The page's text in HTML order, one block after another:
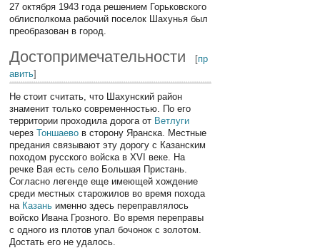
27 октября 1943 года решением Горьковского
облисполкома рабочий поселок Шахунья был
преобразован в город.
Достопримечательности [пр
авить]
Не стоит считать, что Шахунский район
знаменит только современностью. По его
территории проходила дорога от Ветлуги
черезТоншаево в сторону Яранска. Местные
предания связывают эту дорогу с Казанским
походом русского войска в XVI веке. На
речке Вая есть село Большая Пристань.
Согласно легенде еще имеющей хождение
среди местных старожилов во время похода
на Казань именно здесь переправлялось
войско Ивана Грозного. Во время переправы
с одного из плотов упал бочонок с золотом.
Достать его не удалось.